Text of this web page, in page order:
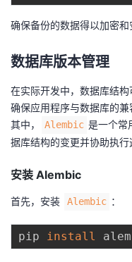
确保备份的数据得以加密和
数据库版本管理
在实际开发中，数据库结
确保应用程序与数据库的兼
其中，
Alembic 是一个常
据库结构的变更并协助执行
安装 Alembic
首先，安装 Alembic ：
pip install